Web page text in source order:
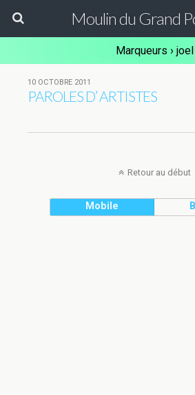
Moulin du Grand
Marqueurs › joel
10 OCTOBRE 2011
PAROLES D’ ARTISTES
Retour au début
Mobile